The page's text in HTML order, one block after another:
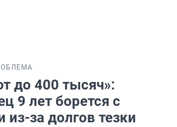
до 400 тысяч»:
9 лет борется с
из-за долгов тезки